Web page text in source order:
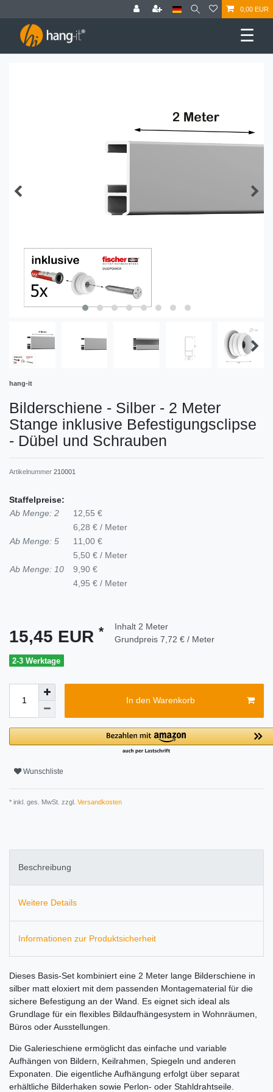
0,00 EUR
☰
hang-it
Bilderschiene - Silber - 2 Meter
Stange inklusive Befestigungsclipse
- Dübel und Schrauben
Artikelnummer 210001
Staffelpreise:
Ab Menge: 2
12,55 €
6,28 € / Meter
Ab Menge: 5
11,00 €
5,50 € / Meter
Ab Menge: 10
9,90 €
4,95 € / Meter
15,45 EUR * Inhalt 2 Meter
Grundpreis 7,72 € / Meter
2-3 Werktage
In den Warenkorb
Wunschliste
* inkl. ges. MwSt. zzgl. Versandkosten
Beschreibung
Weitere Details
Informationen zur Produktsicherheit
Dieses Basis-Set kombiniert eine 2 Meter lange Bilderschiene in
silber matt eloxiert mit dem passenden Montagematerial für die
sichere Befestigung an der Wand. Es eignet sich ideal als
Grundlage für ein flexibles Bildaufhängesystem in Wohnräumen,
Büros oder Ausstellungen.
Die Galerieschiene ermöglicht das einfache und variable
Aufhängen von Bildern, Keilrahmen, Spiegeln und anderen
Exponaten. Die eigentliche Aufhängung erfolgt über separat
erhältliche Bilderhaken sowie Perlon- oder Stahldrahtseile.